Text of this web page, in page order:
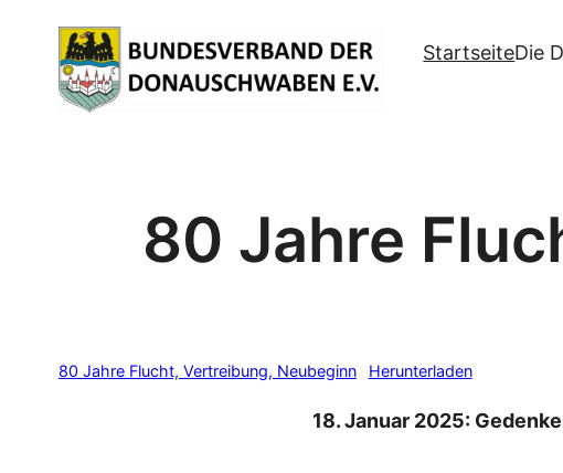
Inhalt
springen
StartseiteDie
80 Jahre
80 Jahre Flucht, Vertreibung, Neubeginn Herunterladen
18. Januar 2025: